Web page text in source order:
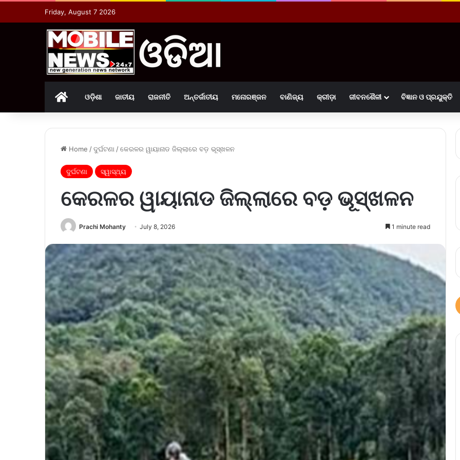
Friday, August 7 2026
Homeଓଡ଼ିଶା ଜାତୀୟ ରାଜନୀତି ଅନ୍ତର୍ଜାତୀୟ ମନୋରଞ୍ଜନ ବାଣିଜ୍ୟ କ୍ରୀଡ଼ା ଜୀବନଶୈଳୀ ବିଜ୍ଞାନ ଓ ପ୍ରଯୁକ୍ତି
Home /ଦୁର୍ଘଟଣା /କେରଳର ୱାୟାନାଡ ଜିଲ୍ଲାରେ ବଡ଼ ଭୂସ୍ଖଳନ
ଦୁର୍ଘଟଣା ସ୍ୱାସ୍ଥ୍ୟ
କେରଳର ୱାୟାନାଡ ଜିଲ୍ଲାରେ ବଡ଼ ଭୂସ୍ଖଳନ
Prachi Mohanty July 8, 2026 1 minute read